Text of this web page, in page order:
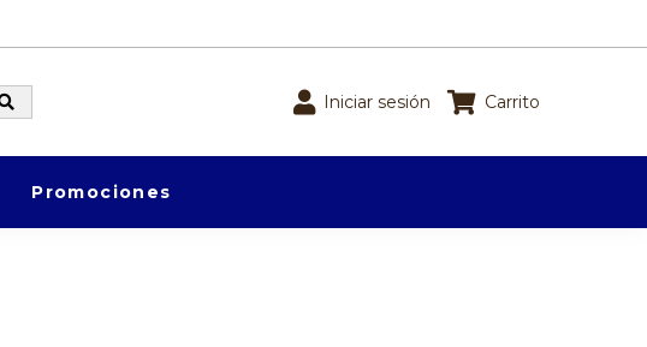
Iniciar sesión Carrito
Promociones